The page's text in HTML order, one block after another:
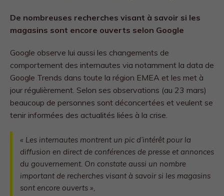
De nombreuses recherches visant à savoir si les
magasins sont encore ouverts selon Google
Google observe lui aussi les changements de
comportement des internautes via notamment la data de
Google Trends dans toute la région EMEA et les met à
jour régulièrement. Selon ses observations (au 23 mars)
beaucoup de personnes sont déconcertées et veulent se
tenir informées des actualités liées à la crise.
« Les internautes montrent un pic d’intérêt pour la
diffusion en direct de conférences de presse et annonces
du gouvernement. On constate aussi un nombre
important de recherches visant à savoir si les magasins
sont encore ouverts »,